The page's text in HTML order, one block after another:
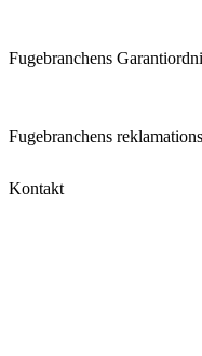
Fugebranchens
Fugebranchens
Kontakt